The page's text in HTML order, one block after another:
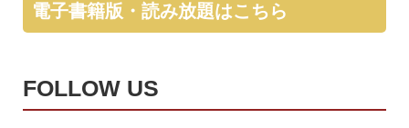
電子書籍版・読み放題はこちら
FOLLOW US